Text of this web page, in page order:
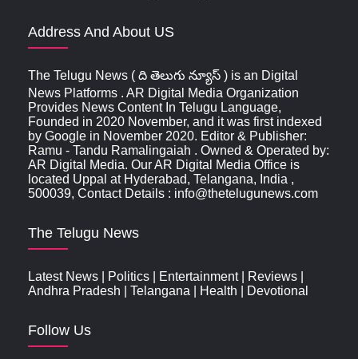
Address And About US
The Telugu News ( ది తెలుగు న్యూస్‌ ) is an Digital
News Platforms . AR Digital Media Organization
Provides News Content In Telugu Language,
Founded in 2020 November, and it was first indexed
by Google in November 2020. Editor & Publisher:
Ramu - Tandu Ramalingaiah . Owned & Operated by:
AR Digital Media. Our AR Digital Media Office is
located Uppal at Hyderabad, Telangana, India ,
500039, Contact Details : info@thetelugunews.com
The Telugu News
Latest News Politics Entertainment| Reviews
Andhra Pradesh
Telangana Health Devotional
Follow Us